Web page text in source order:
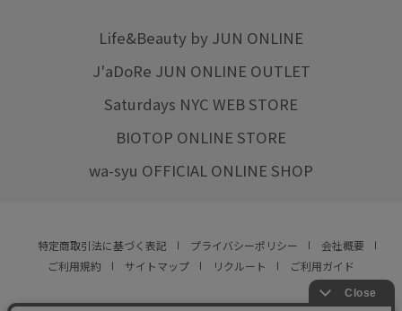
Life&Beauty by JUN ONLINE
J'aDoRe JUN ONLINE OUTLET
Saturdays NYC WEB STORE
BIOTOP ONLINE STORE
wa-syu OFFICIAL ONLINE SHOP
特定商取引法に基づく表記 プライバシーポリシー
会社概要
ご利用規約
サイトマップ リクルート ご利用ガイド